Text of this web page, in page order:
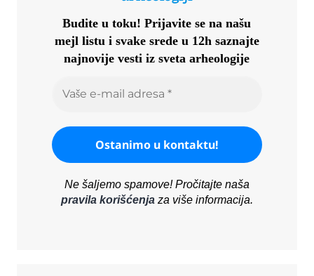
Budite u toku!Prijavite se na našu
mejl listu i svake srede u 12h saznajte
najnovije vesti iz sveta arheologije
Ne šaljemo spamove! Pročitajte naša
pravila korišćenjaza više informacija.